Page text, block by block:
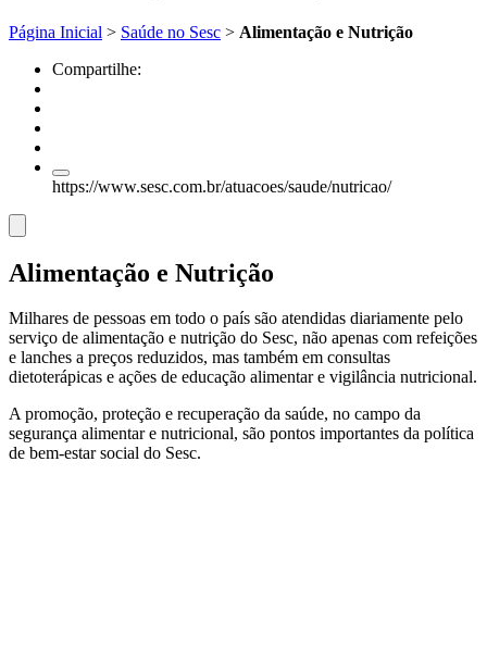
Página Inicial > Saúde no Sesc > Alimentação e Nutrição
Compartilhe:
https://www.sesc.com.br/atuacoes/saude/nutricao/
Alimentação e Nutrição
Milhares de pessoas em todo o país são atendidas diariamente pelo
serviço de alimentação e nutrição do Sesc, não apenas com refeições
e lanches a preços reduzidos, mas também em consultas
dietoterápicas e ações de educação alimentar e vigilância nutricional.
A promoção, proteção e recuperação da saúde, no campo da
segurança alimentar e nutricional, são pontos importantes da política
de bem-estar social do Sesc.